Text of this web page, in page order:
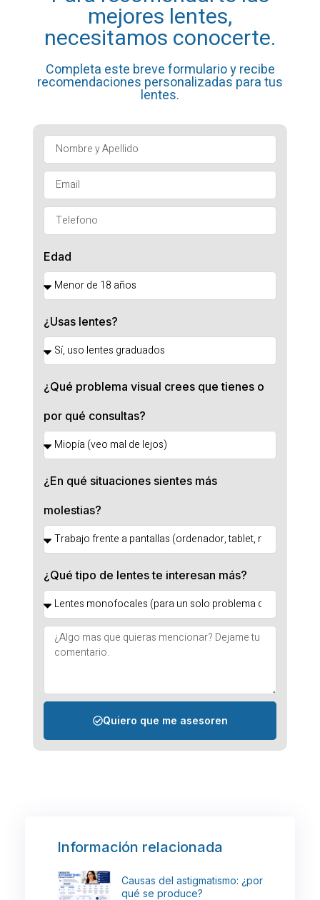
mejores lentes,
necesitamos conocerte.
Completa este breve formulario y recibe
recomendaciones personalizadas para tus
lentes.
Edad
¿Usas lentes?
¿Qué problema visual crees que tienes o
por qué consultas?
¿En qué situaciones sientes más
molestias?
¿Qué tipo de lentes te interesan más?
Quiero que me asesoren
Información relacionada
Causas del astigmatismo: ¿por
qué se produce?